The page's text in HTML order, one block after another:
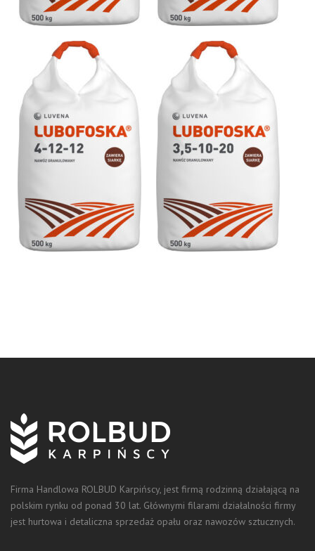
Firma Handlowa ROLBUD Karpińscy, jest firmą rodzinną działającą na
polskim rynku od ponad 30 lat. Głównymi filarami działalności firmy
jest hurtowa i detaliczna sprzedaż opału oraz nawozów sztucznych.